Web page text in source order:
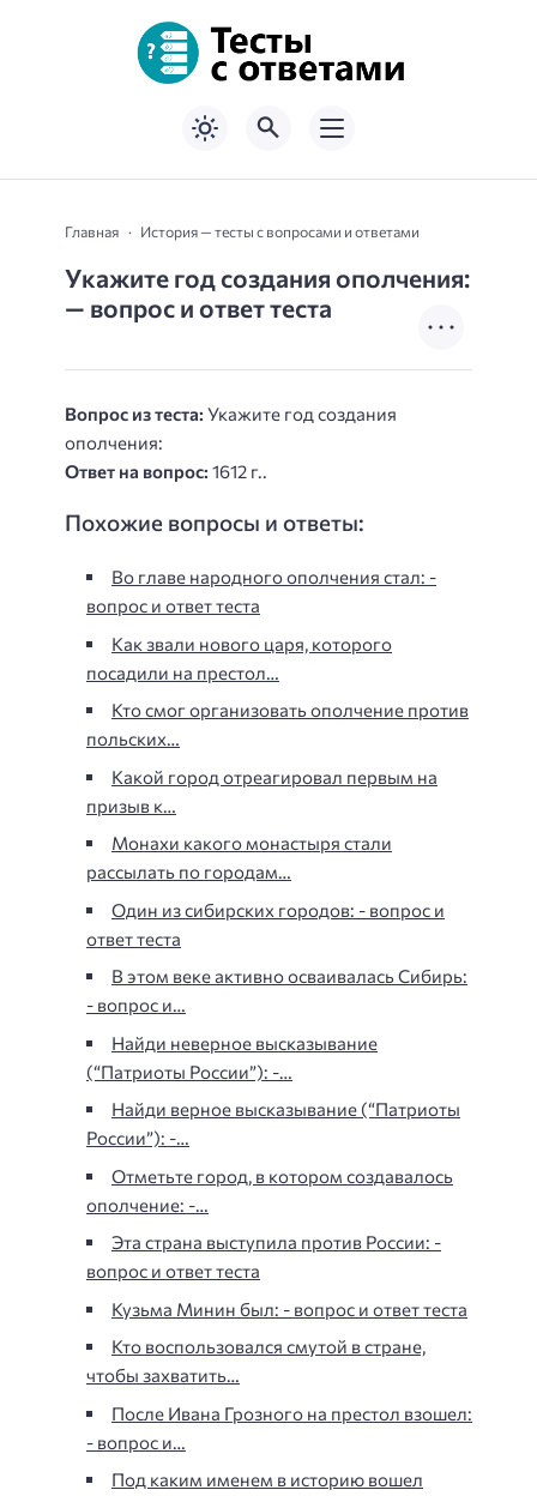
Главная История — тесты с вопросами и ответами
Укажите год создания ополчения:
— вопрос и ответ теста
Вопрос из теста: Укажите год создания
ополчения:
Ответ на вопрос: 1612 г..
Похожие вопросы и ответы:
Во главе народного ополчения стал: -
вопрос и ответ теста
Как звали нового царя, которого
посадили на престол…
Кто смог организовать ополчение против
польских…
Какой город отреагировал первым на
призыв к…
Монахи какого монастыря стали
рассылать по городам…
Один из сибирских городов: - вопрос и
ответ теста
В этом веке активно осваивалась Сибирь:
- вопрос и…
Найди неверное высказывание
(“Патриоты России”): -…
Найди верное высказывание (“Патриоты
России”): -…
Отметьте город, в котором создавалось
ополчение: -…
Эта страна выступила против России: -
вопрос и ответ теста
Кузьма Минин был: - вопрос и ответ теста
Кто воспользовался смутой в стране,
чтобы захватить…
После Ивана Грозного на престол взошел:
- вопрос и…
Под каким именем в историю вошел